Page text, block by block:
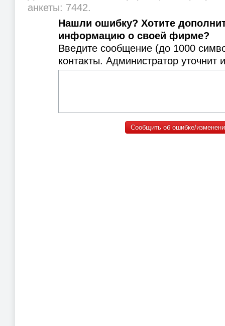
анкеты: 7442.
Нашли ошибку? Хотите
информацию о своей фирме?
Введите сообщение (до 1000
контакты. Администратор